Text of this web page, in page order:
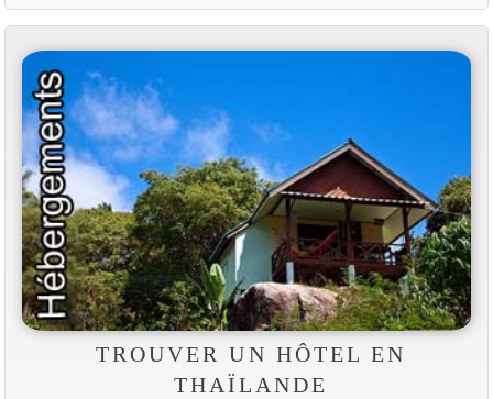
TROUVER UN HÔTEL EN
THAÏLANDE